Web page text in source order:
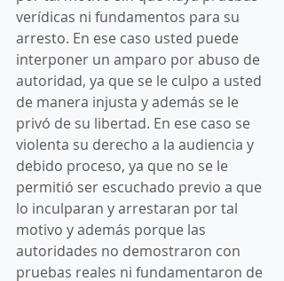
verídicas ni fundamentos para su
arresto. En ese caso usted puede
interponer un amparo por abuso de
autoridad, ya que se le culpo a usted
de manera injusta y además se le
privó de su libertad. En ese caso se
violenta su derecho a la audiencia y
debido proceso, ya que no se le
permitió ser escuchado previo a que
lo inculparan y arrestaran por tal
motivo y además porque las
autoridades no demostraron con
pruebas reales ni fundamentaron de